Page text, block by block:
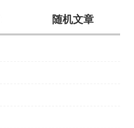
随机文章